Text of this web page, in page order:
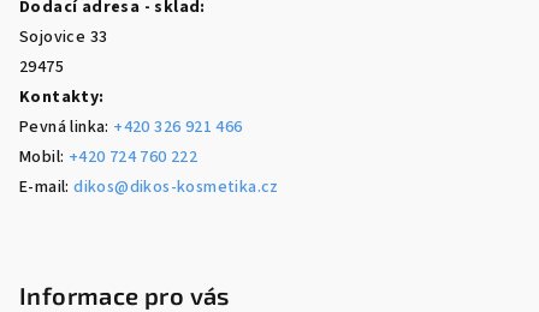
Dodací adresa - sklad:
Sojovice 33
29475
Kontakty:
Pevná linka: +420 326 921 466
Mobil: +420 724 760 222
E-mail:dikos@dikos-kosmetika.cz
Informace pro vás